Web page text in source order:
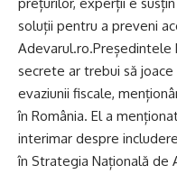
soluții pentru a preveni
Adevarul.ro.Președintele
secrete ar trebui să
evaziunii fiscale,
în România. El a
interimar despre
în Strategia Națională de